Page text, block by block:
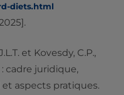
diets.html
et Kovesdy, C.P.,
cadre juridique,
aspects pratiques.